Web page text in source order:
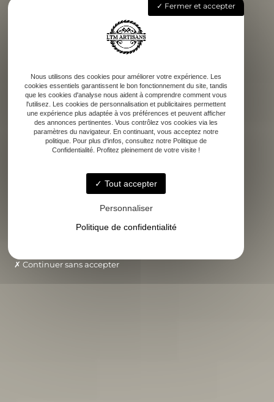
Fermer et accepter
Nous utilisons des cookies pour améliorer votre expérience. Les
cookies essentiels garantissent le bon fonctionnement du site, tandis
que les cookies d'analyse nous aident à comprendre comment vous
l'utilisez. Les cookies de personnalisation et publicitaires permettent
une expérience plus adaptée à vos préférences et peuvent afficher
des annonces pertinentes. Vous contrôlez vos cookies via les
paramètres du navigateur. En continuant, vous acceptez notre
politique. Pour plus d'infos, consultez notre Politique de
Confidentialité. Profitez pleinement de votre visite !
Tout accepter
Personnaliser
Politique de confidentialité
Continuer sans accepter